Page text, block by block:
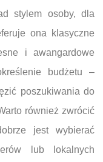
stylem osoby, dla
ona klasyczne
i awangardowe
budżetu –
poszukiwania do
również zwrócić
jest wybierać
lub lokalnych